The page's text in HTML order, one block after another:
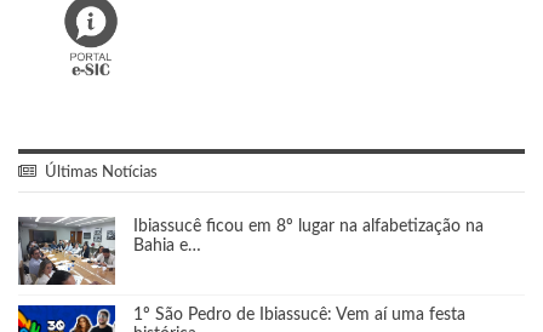
Últimas Notícias
Ibiassucê ficou em 8º lugar na alfabetização na
Bahia e…
1º São Pedro de Ibiassucê: Vem aí uma festa